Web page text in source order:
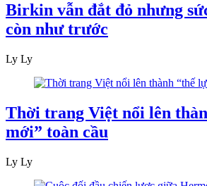
Birkin vẫn đắt đỏ nhưng
còn như trước
Ly Ly
Thời trang Việt nổi lên
mới” toàn cầu
Ly Ly